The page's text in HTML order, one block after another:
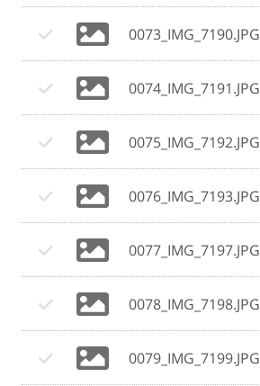
0073_IMG_7190.JPG
0074_IMG_7191.JPG
0075_IMG_7192.JPG
0076_IMG_7193.JPG
0077_IMG_7197.JPG
0078_IMG_7198.JPG
0079_IMG_7199.JPG